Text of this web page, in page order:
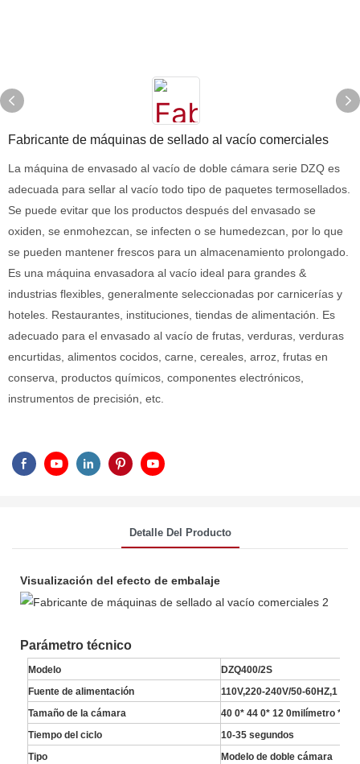
Fabricante de máquinas de sellado al vacío comerciales
La máquina de envasado al vacío de doble cámara serie DZQ es
adecuada para sellar al vacío todo tipo de paquetes termosellados.
Se puede evitar que los productos después del envasado se
oxiden, se enmohezcan, se infecten o se humedezcan, por lo que
se pueden mantener frescos para un almacenamiento prolongado.
Es una máquina envasadora al vacío ideal para grandes &
industrias flexibles, generalmente seleccionadas por carnicerías y
hoteles. Restaurantes, instituciones, tiendas de alimentación. Es
adecuado para el envasado al vacío de frutas, verduras, verduras
encurtidas, alimentos cocidos, carne, cereales, arroz, frutas en
conserva, productos químicos, componentes electrónicos,
instrumentos de precisión, etc.
Detalle Del Producto
Visualización del efecto de embalaje
Parámetro técnico
Modelo
DZQ400/2S
Fuente de alimentación
110V,220-240V/50-60HZ,1
Tamaño de la cámara
40 0* 44 0* 12 0milímetro *2
Tiempo del ciclo
10-35 segundos
Tipo
Modelo de doble cámara